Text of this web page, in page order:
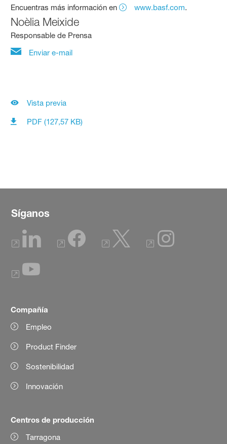
Encuentras más información en
www.basf.com.
Noèlia Meixide
Responsable de Prensa
Enviar e-mail
Vista previa
PDF (127,57 KB)
Síganos
Compañía
Empleo
Product Finder
Sostenibilidad
Innovación
Centros de producción
Tarragona